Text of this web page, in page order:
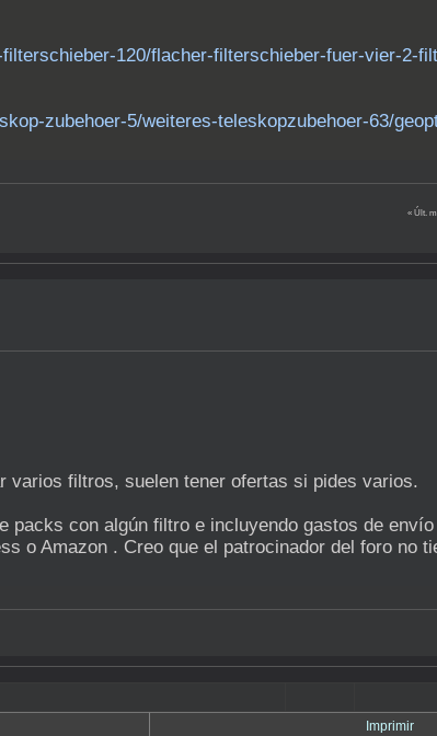
120/flacher-filterschieber-fuer-vier-2-
zubehoer-5/weiteres-teleskopzubehoer-63/
« Últ.
varios filtros, suelen tener ofertas si pides varios.
con algún filtro e incluyendo gastos de
o Amazon . Creo que el patrocinador del foro no
Imprimir